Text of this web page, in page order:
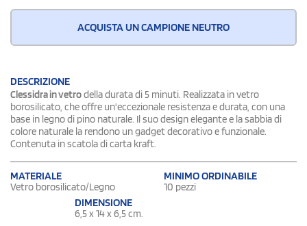
ACQUISTA UN CAMPIONE NEUTRO
DESCRIZIONE
Clessidra in vetrodella durata di 5 minuti. Realizzata in vetro
borosilicato, che offre un'eccezionale resistenza e durata, con una
base in legno di pino naturale. Il suo design elegante e la sabbia di
colore naturale la rendono un gadget decorativo e funzionale.
Contenuta in scatola di carta kraft.
MATERIALE
Vetro borosilicato/Legno
MINIMO ORDINABILE
10 pezzi
DIMENSIONE
6,5 x 14 x 6,5 cm.